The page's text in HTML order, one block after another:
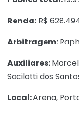
Renda: R$
Arbitragem:
Auxiliares:
Sacilotti dos
Local:Arena,